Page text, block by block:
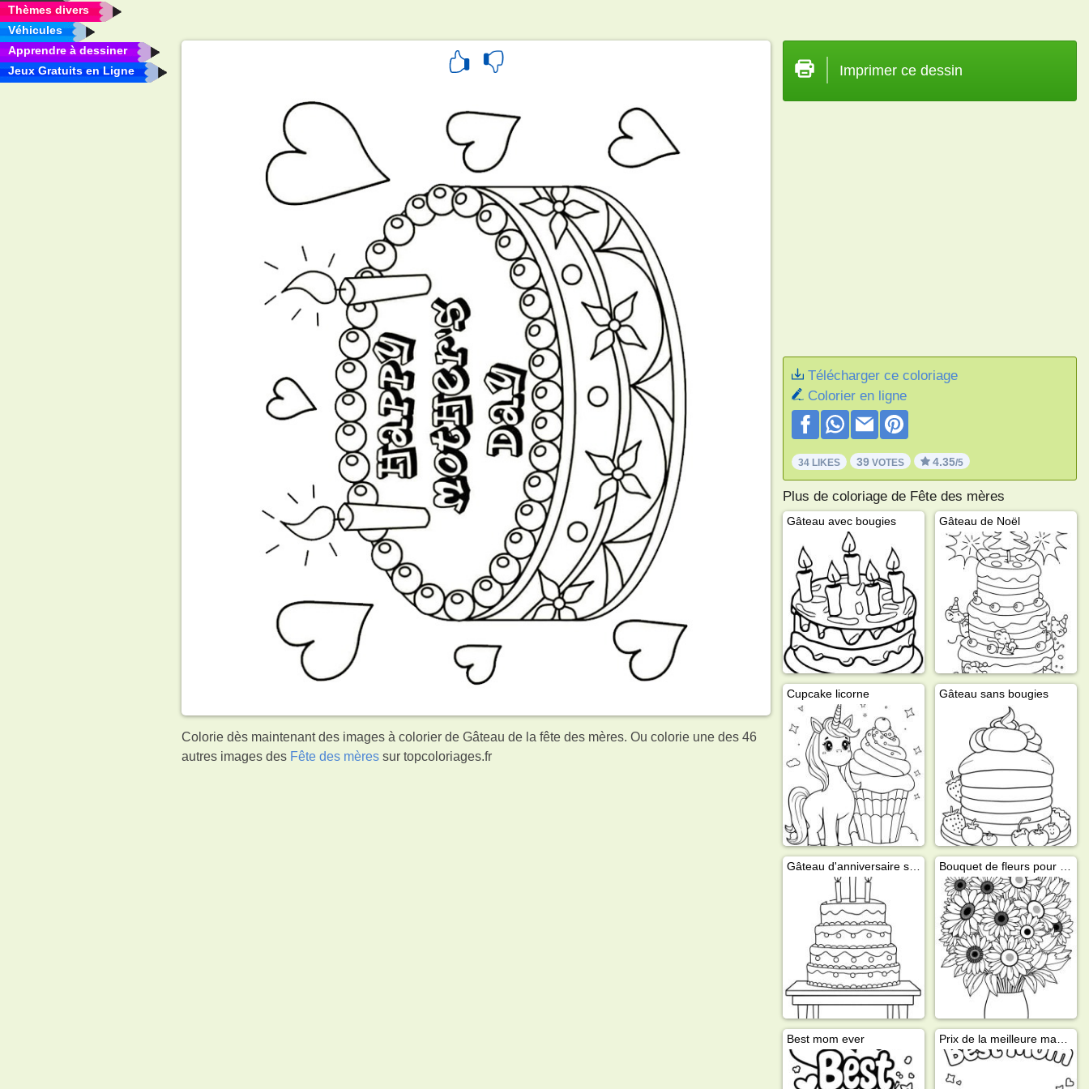
Thèmes divers
Véhicules
Apprendre à dessiner
Jeux Gratuits en Ligne
Colorie dès maintenant des images à colorier de Gâteau de la fête des mères. Ou colorie une des 46
autres images des Fête des mères sur topcoloriages.fr
Imprimer ce dessin
Télécharger ce coloriage
Colorier en ligne
34 LIKES 39VOTES 4.35/5
Plus de coloriage de Fête des mères
Gâteau avec bougies Gâteau de Noël
Cupcake licorne Gâteau sans bougies
Gâteau d'anniversaire sur la table
Best mom ever